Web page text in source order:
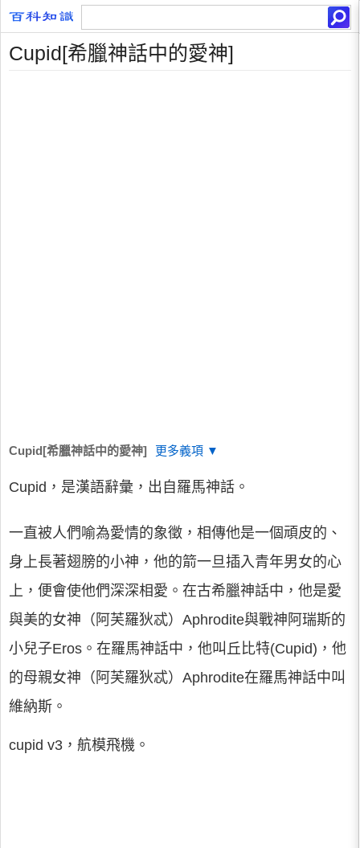
Cupid[希臘神話中的愛神]
Cupid[希臘神話中的愛神] 更多義項 ▼
Cupid，是漢語辭彙，出自羅馬神話。
一直被人們喻為愛情的象徵，相傳他是一個頑皮的、
身上長著翅膀的小神，他的箭一旦插入青年男女的心
上，便會使他們深深相愛。在古希臘神話中，他是愛
與美的女神（阿芙羅狄忒）Aphrodite與戰神阿瑞斯的
小兒子Eros。在羅馬神話中，他叫丘比特(Cupid)，他
的母親女神（阿芙羅狄忒）Aphrodite在羅馬神話中叫
維納斯。
cupid v3，航模飛機。